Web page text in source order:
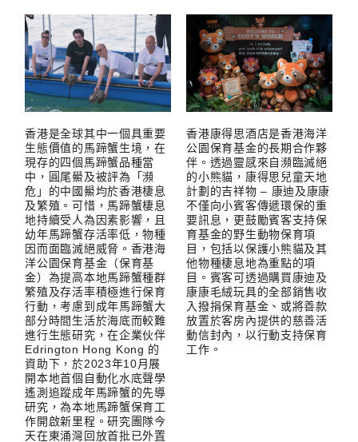
香港是全球其中一個具重要
生態價值的馬蹄蟹生境，在
現存的四個馬蹄蟹品種當
中，圓尾鱟及被評為「瀕
危」的中國鱟均於香港棲息
及繁殖。可惜，馬蹄蟹棲息
地持續受人為因素影響，且
幼年馬蹄蟹存活率低，物種
因而面臨滅絕威脅。香港海
洋公園保育基金（保育基
金）為提高本地馬蹄蟹種群
繁殖及存活率積極進行保育
行動，考慮到成年馬蹄蟹大
部分時間生活於海底而較難
進行生態研究，在企業伙伴
Edrington Hong Kong 的
資助下，於2023年10月展
開本地首個自動化水底聲學
遙測追蹤成年馬蹄蟹的先導
研究，為本地馬蹄蟹保育工
作開啟新里程。研究團隊今
天在東涌灣回放首批已外置
香港康得思酒店是香港海洋
公園保育基金的長期合作夥
伴。透過靈感來自瀕臨滅絕
的小熊貓，康得思兒童天地
計劃的吉祥物 – 康迪及康康
不僅向小賓客傳遞環保的重
要訊息，更鼓勵賓客支持保
育基金的野生動物保育項
目，包括以保護小熊貓及其
他物種棲息地為重點的項
目。賓客可透過購買康迪及
康康毛絨玩具的全部銷售收
入撥捐保育基金、或將善款
放置於客房內提供的慈善活
動信封內，以行動支持保育
工作。